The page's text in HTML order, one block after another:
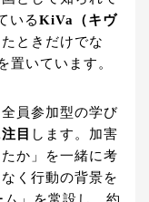
いるKiVa（キヴ
ときだけでな
置いています。
員参加型の学び
目 します。加害
か」を一緒に考
く行動の背景を